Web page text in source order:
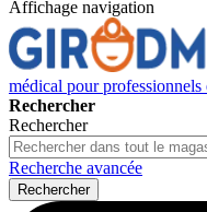
Affichage navigation
médical pour professionnels
Rechercher
Rechercher
Recherche avancée
Rechercher